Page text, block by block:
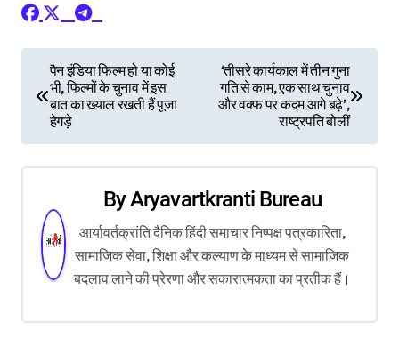
s
t
i
पैन इंडिया फिल्म हो या कोई
भी, फिल्मों के चुनाव में इस
बात का ख्याल रखती हैं पूजा
हेगड़े
‘तीसरे कार्यकाल में तीन गुना
गति से काम, एक साथ चुनाव
और वक्फ पर कदम आगे बढ़े’,
राष्ट्रपति बोलीं
ByAryavartkranti Bureau
आर्यावर्तक्रांति दैनिक हिंदी समाचार निष्पक्ष पत्रकारिता,
सामाजिक सेवा, शिक्षा और कल्याण के माध्यम से सामाजिक
बदलाव लाने की प्रेरणा और सकारात्मकता का प्रतीक हैं।